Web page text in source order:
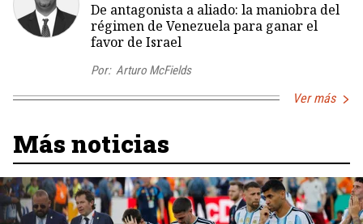
De antagonista a aliado: la maniobra del
régimen de Venezuela para ganar el
favor de Israel
Por: Arturo McFields
Ver más
Más noticias